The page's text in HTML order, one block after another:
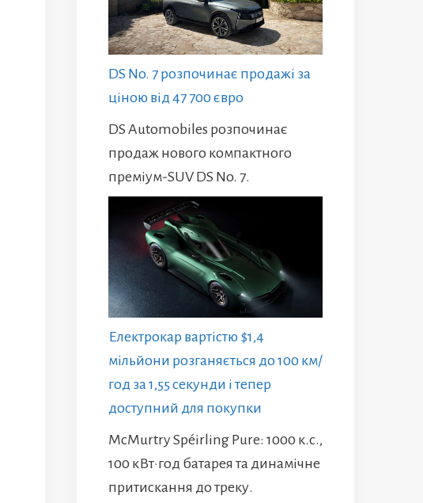
DS No. 7 розпочинає продажі за
ціною від 47 700 євро
DS Automobiles розпочинає
продаж нового компактного
преміум-SUV DS No. 7.
Електрокар вартістю $1,4
мільйони розганяється до 100 км/
год за 1,55 секунди і тепер
доступний для покупки
McMurtry Spéirling Pure: 1000 к.с.,
100 кВт·год батарея та динамічне
притискання до треку.